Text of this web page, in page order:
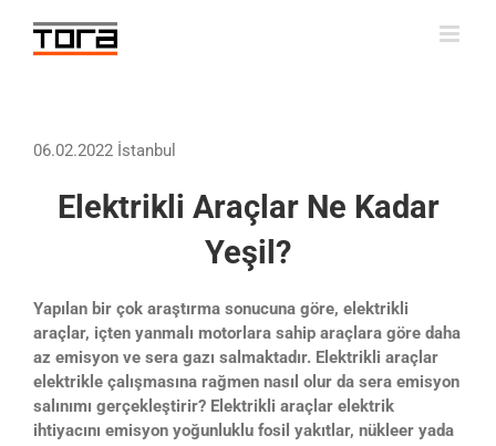
content
06.02.2022 İstanbul
Elektrikli Araçlar Ne Kadar
Yeşil?
Yapılan bir çok araştırma sonucuna göre, elektrikli
araçlar, içten yanmalı motorlara sahip araçlara göre daha
az emisyon ve sera gazı salmaktadır. Elektrikli araçlar
elektrikle çalışmasına rağmen nasıl olur da sera emisyon
salınımı gerçekleştirir? Elektrikli araçlar elektrik
ihtiyacını emisyon yoğunluklu fosil yakıtlar, nükleer yada